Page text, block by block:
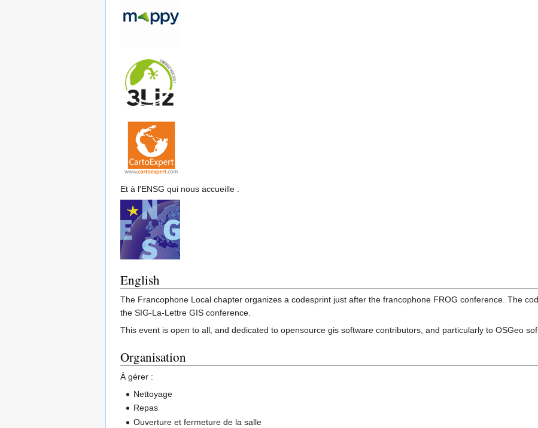
Et à l'ENSG qui nous accueille :
English
The Francophone Local chapter organizes a codesprint just after the francophone FROG conference. The
the SIG-La-Lettre GIS conference.
This event is open to all, and dedicated to opensource gis software contributors, and particularly to OSGeo
Organisation
À gérer :
Nettoyage
Repas
Ouverture et fermeture de la salle